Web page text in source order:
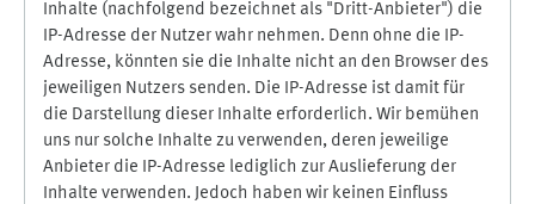
Inhalte (nachfolgend bezeichnet als "Dritt-Anbieter") die
IP-Adresse der Nutzer wahr nehmen. Denn ohne die IP-
Adresse, könnten sie die Inhalte nicht an den Browser des
jeweiligen Nutzers senden. Die IP-Adresse ist damit für
die Darstellung dieser Inhalte erforderlich. Wir bemühen
uns nur solche Inhalte zu verwenden, deren jeweilige
Anbieter die IP-Adresse lediglich zur Auslieferung der
Inhalte verwenden. Jedoch haben wir keinen Einfluss